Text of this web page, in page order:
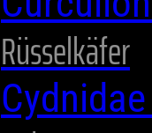
Rüsselkäfer